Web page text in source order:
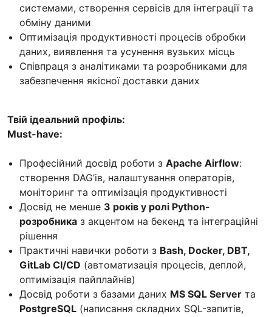
системами, створення сервісів для інтеграції та
обміну даними
Оптимізація продуктивності процесів обробки
даних, виявлення та усунення вузьких місць
Співпраця з аналітиками та розробниками для
забезпечення якісної доставки даних
Твій ідеальний профіль:
Must-have:
Професійний досвід роботи з Apache Airflow:
створення DAG’ів, налаштування операторів,
моніторинг та оптимізація продуктивності
Досвід не менше 3 років у ролі Python-
розробника з акцентом на бекенд та інтеграційні
рішення
Практичні навички роботи з Bash, Docker, DBT,
GitLab CI/CD (автоматизація процесів, деплой,
оптимізація пайплайнів)
Досвід роботи з базами даних MS SQL Server та
PostgreSQL (написання складних SQL-запитів,